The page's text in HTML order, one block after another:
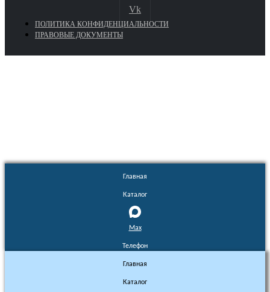
Vk
ПОЛИТИКА КОНФИДЕНЦИАЛЬНОСТИ
ПРАВОВЫЕ ДОКУМЕНТЫ
Главная
Каталог
Max
Телефон
Главная
Каталог